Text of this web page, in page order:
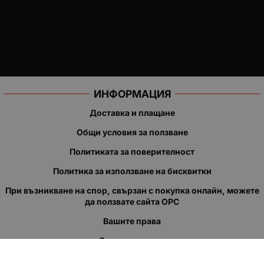
ИНФОРМАЦИЯ
Доставка и плащане
Общи условия за ползване
Политиката за поверителност
Политика за използване на бисквитки
При възникване на спор, свързан с покупка онлайн, можете
да ползвате сайта ОРС
Вашите права
Отказ от сделка